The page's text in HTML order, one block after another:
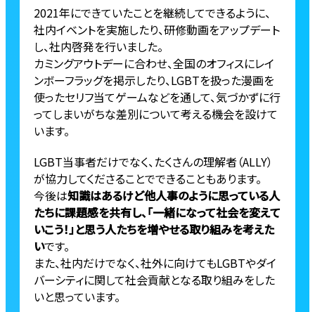
2021年にできていたことを継続してできるように、
社内イベントを実施したり、研修動画をアップデート
し、社内啓発を行いました。
カミングアウトデーに合わせ、全国のオフィスにレイ
ンボーフラッグを掲示したり、LGBTを扱った漫画を
使ったセリフ当てゲームなどを通して、気づかずに行
ってしまいがちな差別について考える機会を設けて
います。
LGBT当事者だけでなく、たくさんの理解者（ALLY）
が協力してくださることでできることもあります。
今後は知識はあるけど他人事のように思っている人
たちに課題感を共有し、「一緒になって社会を変えて
いこう！」と思う人たちを増やせる取り組みを考えた
いです。
また、社内だけでなく、社外に向けてもLGBTやダイ
バーシティに関して社会貢献となる取り組みをした
いと思っています。